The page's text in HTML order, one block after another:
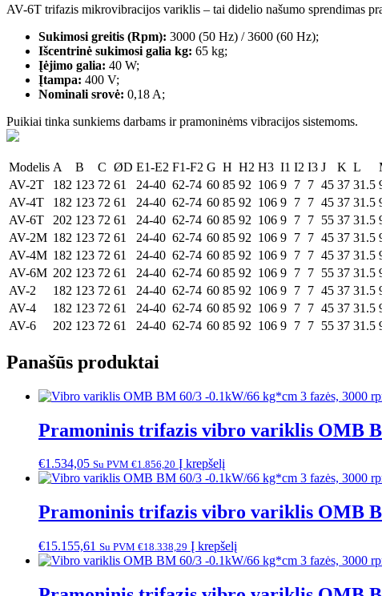
AV-6T trifazis mikrovibracijos variklis – tai didelio našumo sprendimas
Sukimosi greitis (Rpm): 3000 (50 Hz) / 3600 (60 Hz);
Išcentrinė sukimosi galia kg: 65 kg;
Įėjimo galia: 40 W;
Įtampa: 400 V;
Nominali srovė: 0,18 A;
Puikiai tinka sunkiems darbams ir pramoninėms vibracijos sistemoms.
Modelis A B C ØD E1-E2 F1-F2 G H H2 H3 I1 I2 I3 J K L
AV-2T
182 123 72 61 24-40 62-74 60 85 92 106 9 7 7 45 37 31.5
AV-4T
182 123 72 61 24-40 62-74 60 85 92 106 9 7 7 45 37 31.5
AV-6T
202 123 72 61 24-40 62-74 60 85 92 106 9 7 7 55 37 31.5
AV-2M 182 123 72 61 24-40 62-74 60 85 92 106 9 7 7 45 37 31.5
AV-4M 182 123 72 61 24-40 62-74 60 85 92 106 9 7 7 45 37 31.5
AV-6M 202 123 72 61 24-40 62-74 60 85 92 106 9 7 7 55 37 31.5
AV-2
182 123 72 61 24-40 62-74 60 85 92 106 9 7 7 45 37 31.5
AV-4
182 123 72 61 24-40 62-74 60 85 92 106 9 7 7 45 37 31.5
AV-6
202 123 72 61 24-40 62-74 60 85 92 106 9 7 7 55 37 31.5
Panašūs produktai
Pramoninis trifazis vibro variklis OMB
€1.534,05 Su PVM €1.856,20 Į krepšelį
Pramoninis trifazis vibro variklis OMB
€15.155,61 Su PVM €18.338,29 Į krepšelį